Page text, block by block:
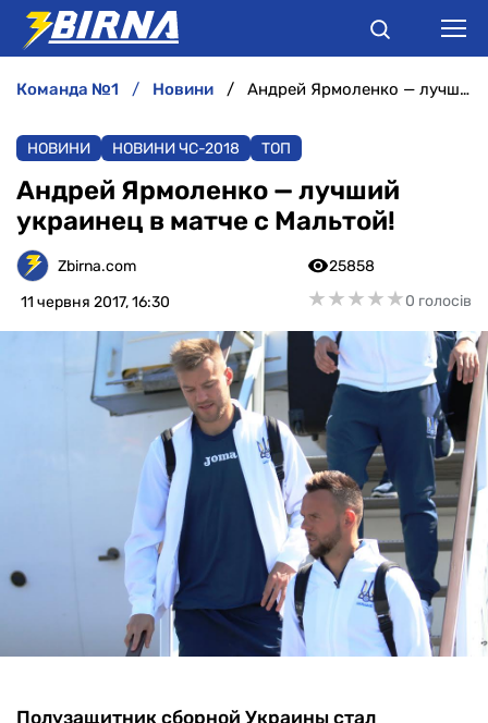
АНАЛІТИКА
ІНТЕРВ'Ю
РІЗНЕ
БУКМЕКЕРИ
команда №1 новини Андрей Ярмоленко — лучший украинец в матче с Мальтой!
НОВИНИ НОВИНИ ЧС-2018 ТОП
Андрей Ярмоленко — лучший
украинец в матче с Мальтой!
Zbirna.com
11 червня 2017, 16:30
25858
★★★★★
★★★★★0 голосів
Полузащитник сборной Украины стал